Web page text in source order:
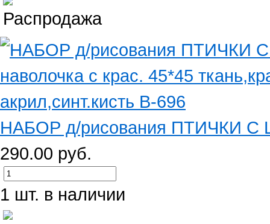
НАБОР д/рисования ПТИЧКИ С
290.00 руб.
1 шт. в наличии